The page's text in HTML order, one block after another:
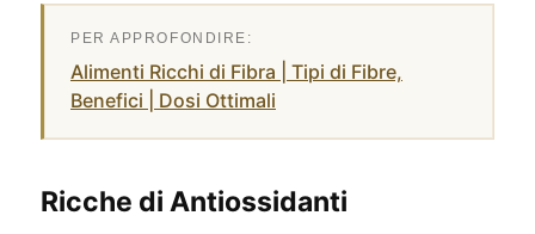
Alimenti Ricchi di Fibra | Tipi di Fibre,
Benefici | Dosi Ottimali
Ricche di Antiossidanti